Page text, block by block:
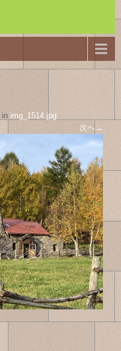
in img_1514.jpg
次へ→